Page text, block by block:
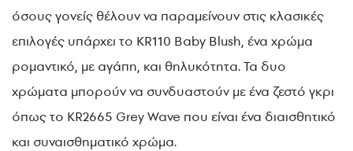
όσους γονείς θέλουν να παραμείνουν στις κλασικές
επιλογές υπάρχει το KR110 Baby Blush, ένα χρώμα
ρομαντικό, με αγάπη, και θηλυκότητα. Τα δυο
χρώματα μπορούν να συνδυαστούν με ένα ζεστό γκρι
όπως το KR2665 Grey Wave που είναι ένα διαισθητικό
και συναισθηματικό χρώμα.